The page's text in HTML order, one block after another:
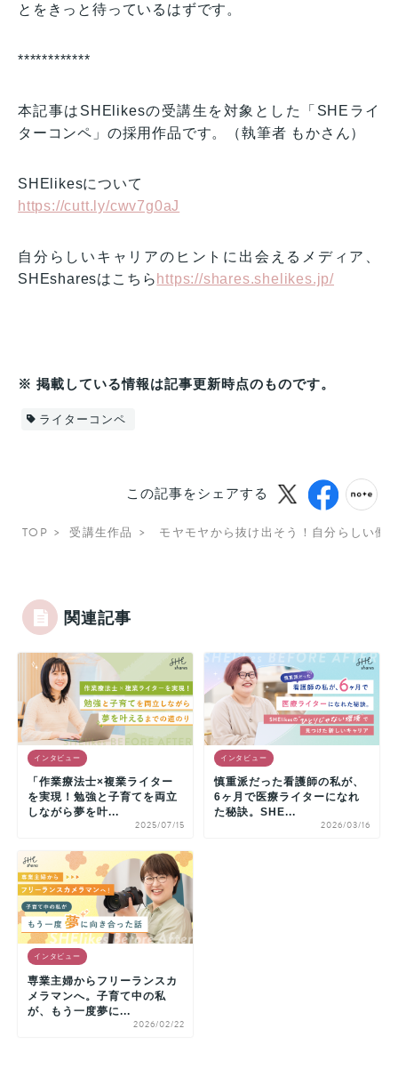
とをきっと待っているはずです。
************
本記事はSHElikesの受講生を対象とした「SHEライ
ターコンペ」の採用作品です。（執筆者 もかさん）
SHElikesについて
https://cutt.ly/cwv7g0aJ
自分らしいキャリアのヒントに出会えるメディア、
SHEsharesはこちら https://shares.shelikes.jp/
※ 掲載している情報は記事更新時点のものです。
ライターコンペ
この記事をシェアする
TOP 受講生作品 モヤモヤから抜け出そう！自分らしい働
関連記事
インタビュー
「作業療法士×複業ライター
を実現！勉強と子育てを両立
しながら夢を叶...
2025/07/15
インタビュー
慎重派だった看護師の私が、
6ヶ月で医療ライターになれ
た秘訣。SHE...
2026/03/16
インタビュー
専業主婦からフリーランスカ
メラマンへ。子育て中の私
が、もう一度夢に...
2026/02/22